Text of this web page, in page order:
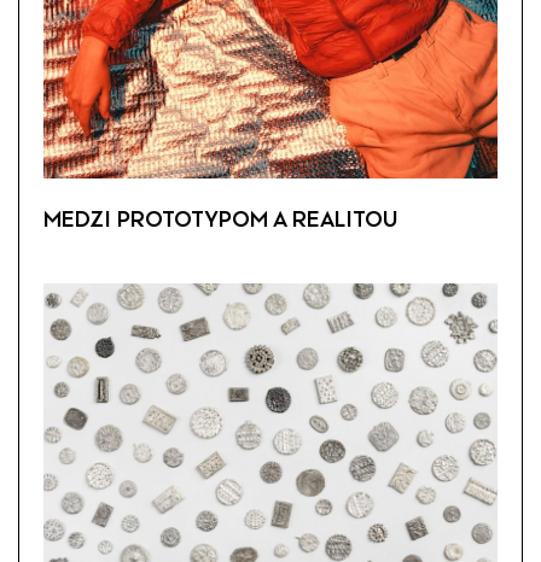
MEDZI PROTOTYPOM A REALITOU